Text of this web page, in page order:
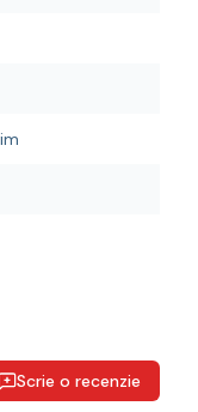
Scrie o recenzie